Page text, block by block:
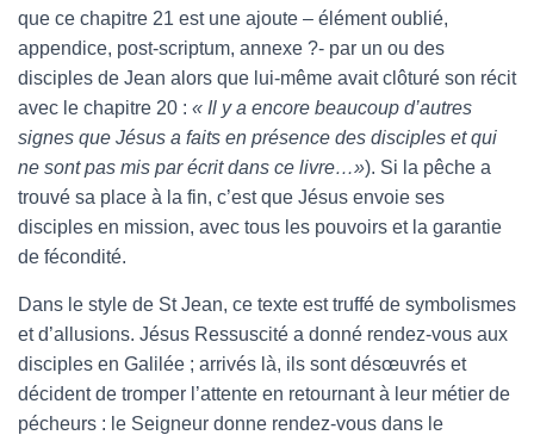
que ce chapitre 21 est une ajoute – élément oublié,
appendice, post-scriptum, annexe ?- par un ou des
disciples de Jean alors que lui-même avait clôturé son récit
avec le chapitre 20 : « Il y a encore beaucoup d’autres
signes que Jésus a faits en présence des disciples et qui
ne sont pas mis par écrit dans ce livre…»). Si la pêche a
trouvé sa place à la fin, c’est que Jésus envoie ses
disciples en mission, avec tous les pouvoirs et la garantie
de fécondité.
Dans le style de St Jean, ce texte est truffé de symbolismes
et d’allusions. Jésus Ressuscité a donné rendez-vous aux
disciples en Galilée ; arrivés là, ils sont désœuvrés et
décident de tromper l’attente en retournant à leur métier de
pécheurs : le Seigneur donne rendez-vous dans le